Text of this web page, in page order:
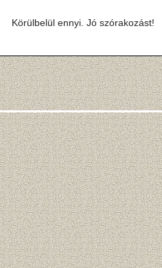
Körülbelül ennyi. Jó szórakozást!